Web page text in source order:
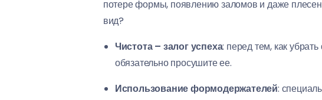
потере формы, появлению заломов и даже
вид?
Чистота – залог успеха: перед тем, как
обязательно просушите ее.
Использование формодержателей: